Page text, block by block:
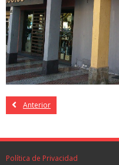
Anterior
Política de Privacidad